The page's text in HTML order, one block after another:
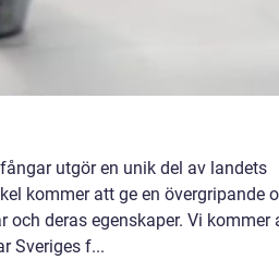
utgör en unik del av landets
kommer att ge en övergripande
deras egenskaper. Vi kommer
Sveriges f...